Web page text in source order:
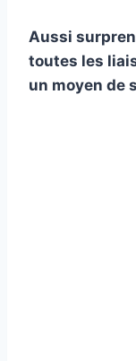
Aussi
toutes les
un moyen de